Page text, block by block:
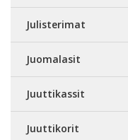
Julisterimat
Juomalasit
Juuttikassit
Juuttikorit